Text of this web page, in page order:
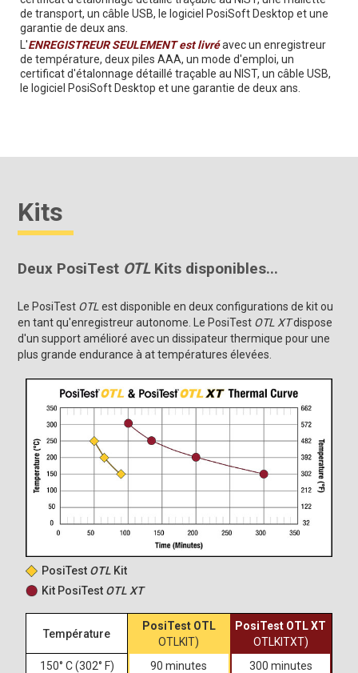
de transport, un câble USB, le logiciel PosiSoft Desktop et une
garantie de deux ans.
L'ENREGISTREUR SEULEMENT est livréavec un enregistreur
de température, deux piles AAA, un mode d'emploi, un
certificat d'étalonnage détaillé traçable au NIST, un câble USB,
le logiciel PosiSoft Desktop et une garantie de deux ans.
Kits
Deux PosiTest OTLKits disponibles...
Le PosiTest OTL est disponible en deux configurations de kit ou
en tant qu'enregistreur autonome. Le PosiTest OTL XTdispose
d'un support amélioré avec un dissipateur thermique pour une
plus grande endurance à at températures élevées.
PosiTest OTL Kit
Kit PosiTest OTL XT
Température
PosiTest OTL
OTLKIT)
PosiTest OTL XT
OTLKITXT)
150° C (302° F)
90 minutes
300 minutes